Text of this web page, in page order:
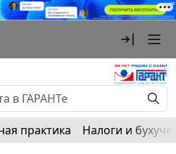
практика Налоги и